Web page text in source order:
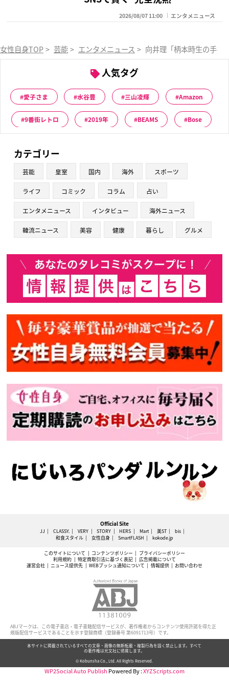
2026/08/07 11:00 エンタメニュース
女性自身TOP > 芸能 > エンタメニュース > 向井理「柄本時生の手を
人気タグ
愛子さま 水谷豊 三山凌輝 Amazon
9番街レトロ 2019年 BEAMS Bose
カテゴリー
芸能 皇室 国内 海外 スポーツ
ライフ コミック コラム 占い
エンタメニュース インタビュー 海外ニュース
韓流ニュース 美容 健康 暮らし グルメ
Official Site
JJ CLASSY. VERY STORY HERS Mart 美ST
bis
和食スタイル
女性自身 SmartFLASH kokode.jp
このサイトについて コンテンツポリシー
プライバシーポリシー
利用規約
特定商取引法に基づく表記
広告掲載について
運営会社
ニュース提供先 WEBプッシュ通知について 情報提供 お問い合わせ
ABJマークは、この電子書店・電子書籍配信サービスが、著作権者からコンテンツ使用許諾を得た正
規版配信サービスであることを示す登録商標（登録番号 第6091713号）です。
本サイトに掲載されているすべての文章・画像の無断転載・複製行為を固く禁止します。すべて
の著作権は光文社に帰属します。
© Kobunsha Co., Ltd. All Rights Reserved.
WP2Social Auto Publish Powered By :XYZScripts.com